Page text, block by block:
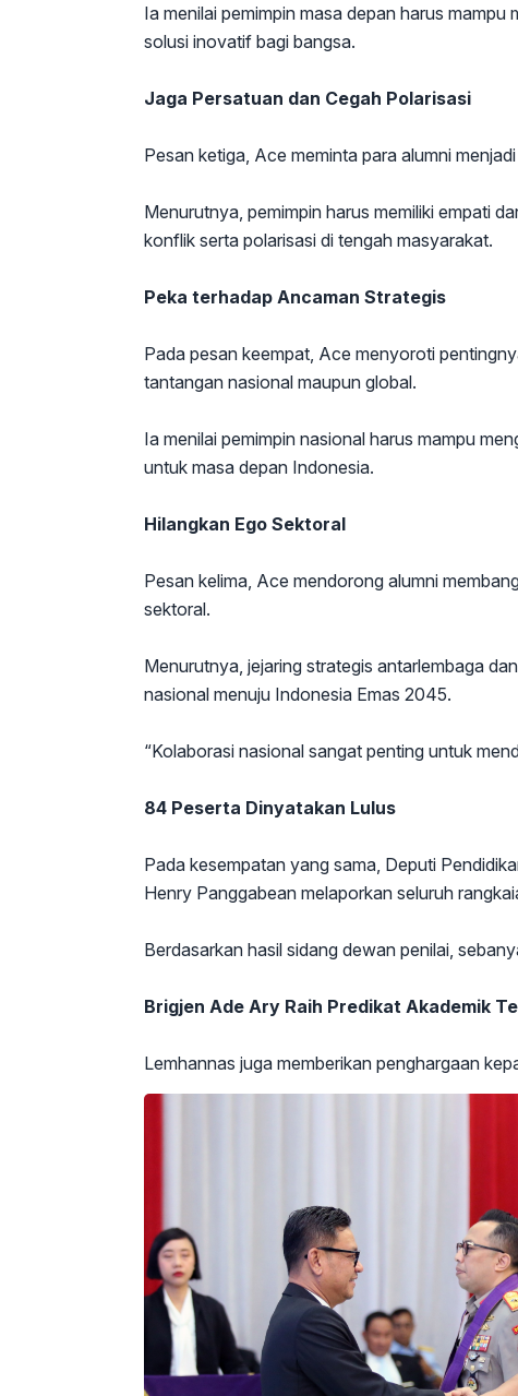
Ia menilai pemimpin masa depan harus
solusi inovatif bagi bangsa.
Jaga Persatuan dan Cegah Polarisasi
Pesan ketiga, Ace meminta para alumni
Menurutnya, pemimpin harus memiliki empati
konflik serta polarisasi di tengah masyarakat.
Peka terhadap Ancaman Strategis
Pada pesan keempat, Ace menyoroti
tantangan nasional maupun global.
Ia menilai pemimpin nasional harus mampu
untuk masa depan Indonesia.
Hilangkan Ego Sektoral
Pesan kelima, Ace mendorong alumni
sektoral.
Menurutnya, jejaring strategis antarlembaga
nasional menuju Indonesia Emas 2045.
“Kolaborasi nasional sangat penting untuk
84 Peserta Dinyatakan Lulus
Pada kesempatan yang sama, Deputi
Henry Panggabean melaporkan seluruh
Berdasarkan hasil sidang dewan penilai,
Brigjen Ade Ary Raih Predikat Akademik
Lemhannas juga memberikan penghargaan